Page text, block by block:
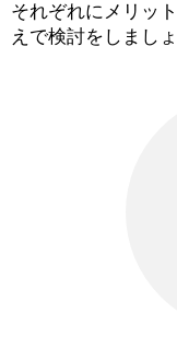
それぞれにメリッ
えで検討をしましょ